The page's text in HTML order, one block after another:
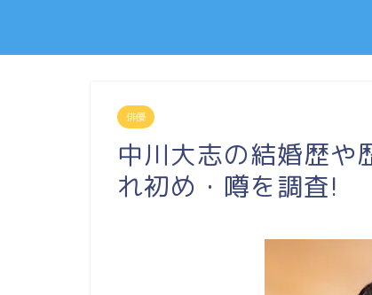
俳優
中川大志の結婚歴や
れ初め・噂を調査!